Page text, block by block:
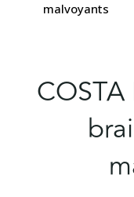
malvoyants